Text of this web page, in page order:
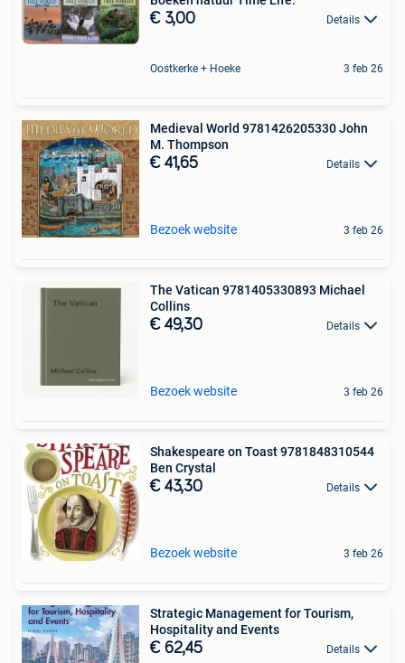
€ 3,00 Details
Oostkerke + Hoeke 3 feb 26
Medieval World 9781426205330 John
M. Thompson
€ 41,65 Details
Bezoek website 3 feb 26
The Vatican 9781405330893 Michael
Collins
€ 49,30 Details
Bezoek website 3 feb 26
Shakespeare on Toast 9781848310544
Ben Crystal
€ 43,30 Details
Bezoek website 3 feb 26
Strategic Management for Tourism,
Hospitality and Events
€ 62,45 Details